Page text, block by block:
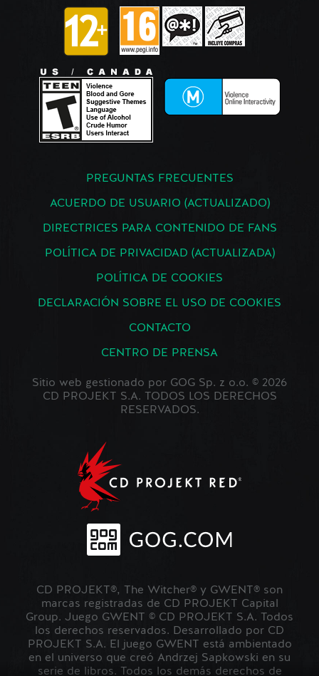
PREGUNTAS FRECUENTES
ACUERDO DE USUARIO (ACTUALIZADO)
DIRECTRICES PARA CONTENIDO DE FANS
POLÍTICA DE PRIVACIDAD (ACTUALIZADA)
POLÍTICA DE COOKIES
DECLARACIÓN SOBRE EL USO DE COOKIES
CONTACTO
CENTRO DE PRENSA
Sitio web gestionado por GOG Sp. z o.o. © 2026
CD PROJEKT S.A. TODOS LOS DERECHOS
RESERVADOS.
CD PROJEKT®, The Witcher® y GWENT® son
marcas registradas de CD PROJEKT Capital
Group. Juego GWENT © CD PROJEKT S.A. Todos
los derechos reservados. Desarrollado por CD
PROJEKT S.A. El juego GWENT está ambientado
en el universo que creó Andrzej Sapkowski en su
serie de libros. Todos los demás derechos de